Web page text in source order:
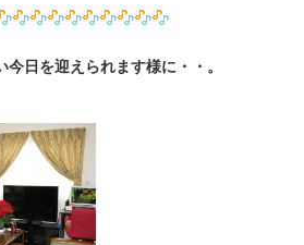
日を迎えられます様に・・。